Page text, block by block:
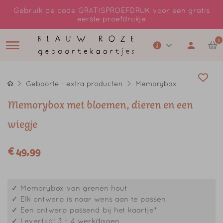
Gebruik de code GRATISPROEFDRUK voor een gratis
eerste proefdrukje
0
Geboorte - extra producten Memorybox
Memorybox met bloemen, dieren en een
wiegje
€ 49,99
✓ Memorybox van grenen hout
✓ Elk ontwerp is naar wens aan te passen
✓ Een ontwerp passend bij het kaartje*
✓ Levertijd: 3 - 4 werkdagen